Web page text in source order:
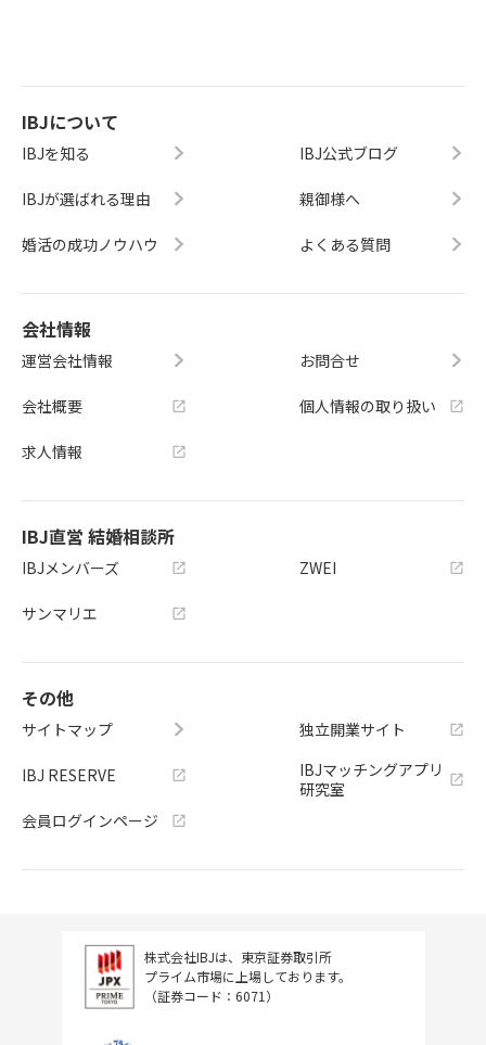
IBJについて
IBJを知る
IBJが選ばれる理由
婚活の成功ノウハウ
IBJ公式ブログ
親御様へ
よくある質問
会社情報
運営会社情報
会社概要
求人情報
お問合せ
個人情報の取り扱い
IBJ直営 結婚相談所
IBJメンバーズ
サンマリエ
ZWEI
その他
サイトマップ
IBJ RESERVE
会員ログインページ
独立開業サイト
IBJマッチングアプリ
研究室
株式会社IBJは、東京証券取引所
プライム市場に上場しております。
（証券コード：6071）